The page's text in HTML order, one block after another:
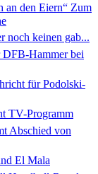
an den Eiern“ Zum
noch keinen gab...
Hammer bei
für Podolski-
TV-Programm
Abschied von
El Mala